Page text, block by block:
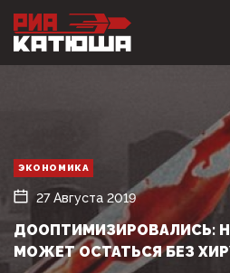
ЭКОНОМИКА
27 Августа 2019
ДООПТИМИЗИРОВАЛИСЬ:
МОЖЕТ ОСТАТЬСЯ БЕЗ